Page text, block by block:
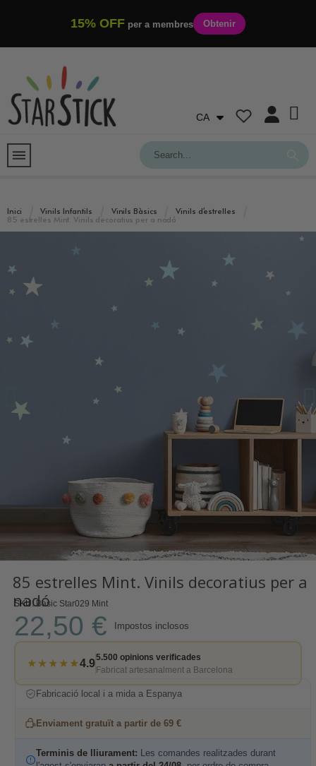
15% OFF per a membres Obtenir
CA
Inici Vinils Infantils Vinils Bàsics
Vinils d'estrelles
85 estrelles Mint. Vinils decoratius per a nadó
85 estrelles Mint. Vinils decoratius per a
nadó
SKU Basic Star029 Mint
22,50 € Impostos inclosos
★★★★★4.9
5.500 opinions verificades
Fabricat artesanalment a Barcelona
Fabricació local i a mida a Espanya
Enviament gratuït a partir de 69 €
Terminis de lliurament: Les comandes realitzades durant